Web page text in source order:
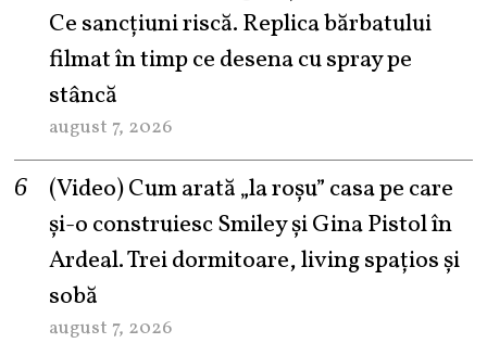
Ce sancțiuni riscă. Replica bărbatului
filmat în timp ce desena cu spray pe
stâncă
august 7, 2026
(Video) Cum arată „la roşu” casa pe care
şi-o construiesc Smiley şi Gina Pistol în
Ardeal. Trei dormitoare, living spațios și
sobă
august 7, 2026